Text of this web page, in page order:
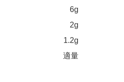
6g
2g
1.2g
適量